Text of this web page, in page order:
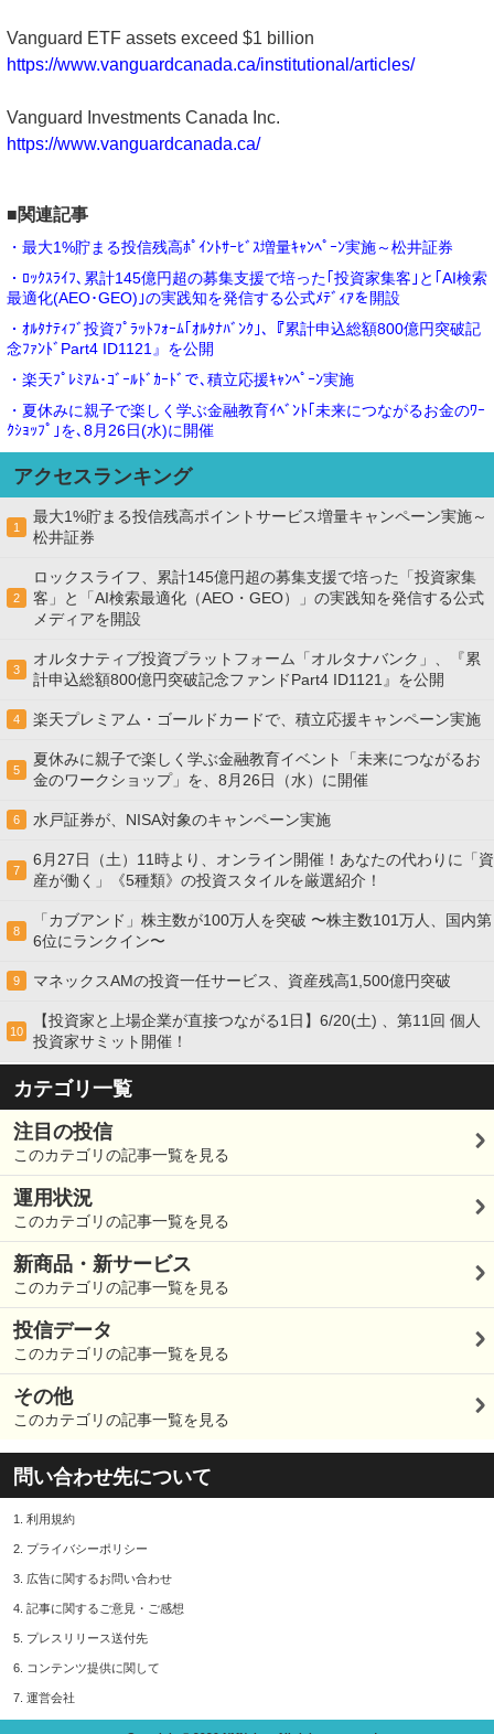
Vanguard ETF assets exceed $1 billion
https://www.vanguardcanada.ca/institutional/articles/
Vanguard Investments Canada Inc.
https://www.vanguardcanada.ca/
■関連記事
・最大1%貯まる投信残高ﾎﾟｲﾝﾄｻｰﾋﾞｽ増量ｷｬﾝﾍﾟｰﾝ実施～松井証券
・ﾛｯｸｽﾗｲﾌ､累計145億円超の募集支援で培った｢投資家集客｣と｢AI検索
最適化(AEO･GEO)｣の実践知を発信する公式ﾒﾃﾞｨｱを開設
・ｵﾙﾀﾅﾃｨﾌﾞ投資ﾌﾟﾗｯﾄﾌｫｰﾑ｢ｵﾙﾀﾅﾊﾞﾝｸ｣､『累計申込総額800億円突破記
念ﾌｧﾝﾄﾞPart4 ID1121』を公開
・楽天ﾌﾟﾚﾐｱﾑ･ｺﾞｰﾙﾄﾞｶｰﾄﾞで､積立応援ｷｬﾝﾍﾟｰﾝ実施
・夏休みに親子で楽しく学ぶ金融教育ｲﾍﾞﾝﾄ｢未来につながるお金のﾜｰ
ｸｼｮｯﾌﾟ｣を､8月26日(水)に開催
アクセスランキング
1
最大1%貯まる投信残高ポイントサービス増量キャンペーン実施～
松井証券
2
ロックスライフ、累計145億円超の募集支援で培った「投資家集
客」と「AI検索最適化（AEO・GEO）」の実践知を発信する公式
メディアを開設
3
オルタナティブ投資プラットフォーム「オルタナバンク」、『累
計申込総額800億円突破記念ファンドPart4 ID1121』を公開
4 楽天プレミアム・ゴールドカードで、積立応援キャンペーン実施
5
夏休みに親子で楽しく学ぶ金融教育イベント「未来につながるお
金のワークショップ」を、8月26日（水）に開催
6 水戸証券が、NISA対象のキャンペーン実施
7
6月27日（土）11時より、オンライン開催！あなたの代わりに「資
産が働く」《5種類》の投資スタイルを厳選紹介！
8
「カブアンド」株主数が100万人を突破 〜株主数101万人、国内第
6位にランクイン〜
9 マネックスAMの投資一任サービス、資産残高1,500億円突破
10
【投資家と上場企業が直接つながる1日】6/20(土) 、第11回 個人
投資家サミット開催！
カテゴリ一覧
注目の投信
このカテゴリの記事一覧を見る
運用状況
このカテゴリの記事一覧を見る
新商品・新サービス
このカテゴリの記事一覧を見る
投信データ
このカテゴリの記事一覧を見る
その他
このカテゴリの記事一覧を見る
問い合わせ先について
1. 利用規約
2. プライバシーポリシー
3. 広告に関するお問い合わせ
4. 記事に関するご意見・ご感想
5. プレスリリース送付先
6. コンテンツ提供に関して
7. 運営会社